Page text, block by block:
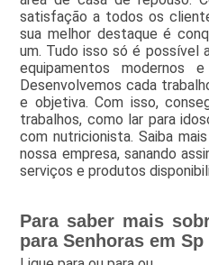
satisfação a todos os
sua melhor destaque é
um. Tudo isso só é possível
equipamentos modernos
Desenvolvemos cada
e objetiva. Com isso,
trabalhos, como lar para
com nutricionista. Saiba
nossa empresa, sanando
serviços e produtos
Para saber mais
para Senhoras em